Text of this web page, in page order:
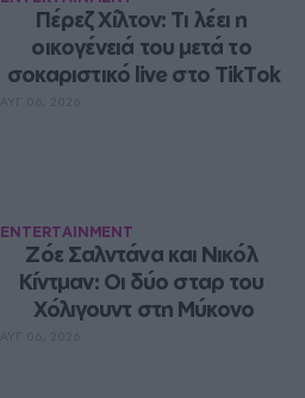
Πέρεζ Χίλτον: Τι λέει η
οικογένειά του μετά το
σοκαριστικό live στο TikTok
ENTERTAINMENT
Ζόε Σαλντάνα και Νικόλ
Κίντμαν: Οι δύο σταρ του
Χόλιγουντ στη Μύκονο